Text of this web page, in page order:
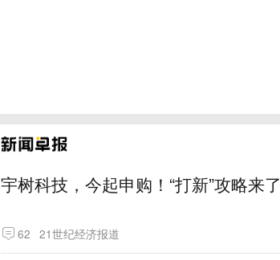
宇树科技，今起申购！“打新”攻略来了
62 21世纪经济报道